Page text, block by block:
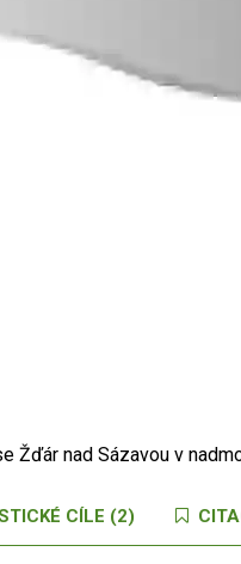
Žďár nad Sázavou v
CÍLE (2)